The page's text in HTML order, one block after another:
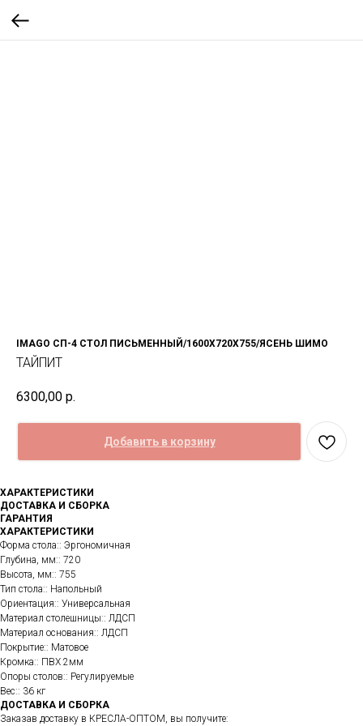
IMAGO СП-4 СТОЛ ПИСЬМЕННЫЙ/1600Х720Х755/ЯСЕНЬ ШИМО
ТАЙПИТ
6300,00 р.
Добавить в корзину
ХАРАКТЕРИСТИКИ
ДОСТАВКА И СБОРКА
ГАРАНТИЯ
ХАРАКТЕРИСТИКИ
Форма стола:: Эргономичная
Глубина, мм:: 720
Высота, мм:: 755
Тип стола:: Напольный
Ориентация:: Универсальная
Материал столешницы:: ЛДСП
Материал основания:: ЛДСП
Покрытие:: Матовое
Кромка:: ПВХ 2мм
Опоры столов:: Регулируемые
Вес:: 36 кг
ДОСТАВКА И СБОРКА
Заказав доставку в КРЕСЛА-ОПТОМ, вы получите: